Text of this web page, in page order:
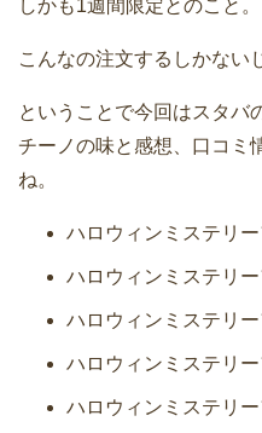
しかも1週間限定とのこと。
こんなの注文するしかない
ということで今回はスタバ
チーノの味と感想、口コミ
ね。
ハロウィンミステリ
ハロウィンミステリ
ハロウィンミステリ
ハロウィンミステリ
ハロウィンミステリ